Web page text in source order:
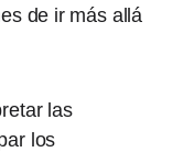
de ir más allá
las
los